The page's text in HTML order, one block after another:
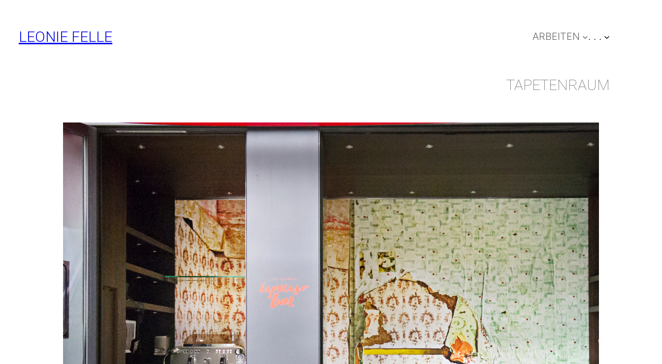
Inhalt
springen
LEONIE FELLE ARBEITEN . . .
TAPETENRAUM